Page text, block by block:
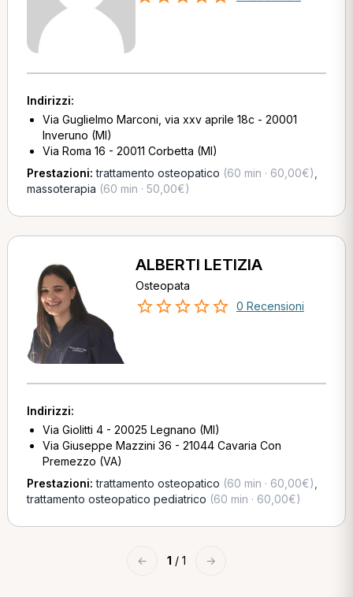
Indirizzi:
Via Guglielmo Marconi, via xxv aprile 18c - 20001
Inveruno (MI)
Via Roma 16 - 20011 Corbetta (MI)
Prestazioni:trattamento osteopatico (60 min · 60,00€)
massoterapia (60 min · 50,00€)
ALBERTI LETIZIA
Osteopata
0 Recensioni
Indirizzi:
Via Giolitti 4 - 20025 Legnano (MI)
Via Giuseppe Mazzini 36 - 21044 Cavaria Con
Premezzo (VA)
Prestazioni:trattamento osteopatico (60 min · 60,00€)
trattamento osteopatico pediatrico (60 min · 60,00€)
← 1 / 1 →